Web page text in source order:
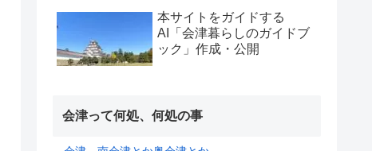
本サイトをガイドする
AI「会津暮らしのガイドブ
ック」作成・公開
会津って何処、何処の事